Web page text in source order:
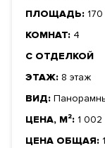
ПЛОЩАДЬ: 170
КОМНАТ: 4
С ОТДЕЛКОЙ
ЭТАЖ: 8 этаж
ВИД:
ЦЕНА, М²: 1 002
ЦЕНА ОБЩАЯ: